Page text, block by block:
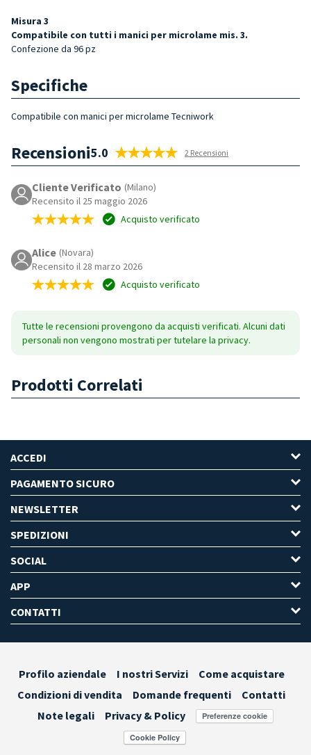
Misura 3
Compatibile con tutti i manici per microlame mis. 3.
Confezione da 96 pz
Specifiche
Compatibile con manici per microlame Tecniwork
Recensioni5.0 2 Recensioni
Cliente Verificato (Milano)
Recensito il 25 maggio 2026
Acquisto verificato
Alice (Novara)
Recensito il 28 marzo 2026
Acquisto verificato
Tutte le recensioni provengono da acquisti verificati. Alcuni dati
personali non vengono mostrati per tutelare la privacy.
Prodotti Correlati
ACCEDI
PAGAMENTO SICURO
NEWSLETTER
SPEDIZIONI
SOCIAL
APP
CONTATTI
Profilo aziendale I nostri Servizi
Come acquistare
Condizioni di vendita
Domande frequenti
Contatti
Note legali
Privacy & Policy Preferenze cookie